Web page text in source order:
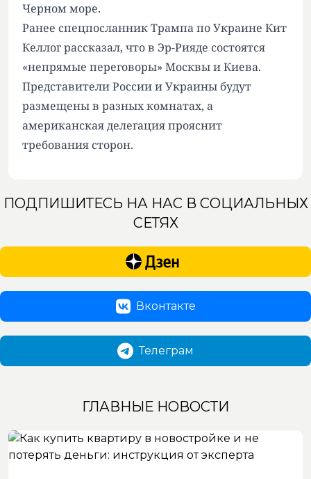
Черном море.
Ранее спецпосланник Трампа по Украине Кит
Келлог рассказал, что в Эр-Рияде состоятся
«непрямые переговоры» Москвы и Киева.
Представители России и Украины будут
размещены в разных комнатах, а
американская делегация прояснит
требования сторон.
ПОДПИШИТЕСЬ НА НАС В СОЦИАЛЬНЫХ
СЕТЯХ
Вконтакте
Телеграм
ГЛАВНЫЕ НОВОСТИ